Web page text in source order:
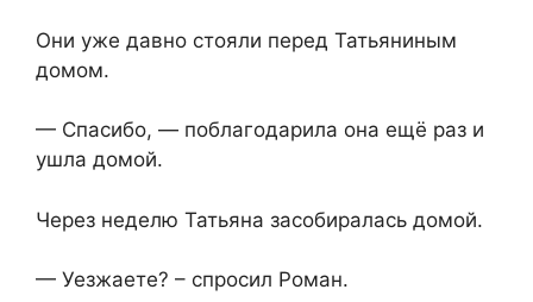
Они уже давно стояли перед Татьяниным
домом.
— Спасибо, — поблагодарила она ещё раз и
ушла домой.
Через неделю Татьяна засобиралась домой.
— Уезжаете? – спросил Роман.